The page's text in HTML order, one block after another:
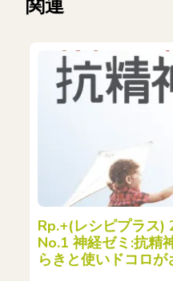
関連
Rp.+(レシピプラス
No.1 神経ゼミ:抗精
らきと使いドコロ